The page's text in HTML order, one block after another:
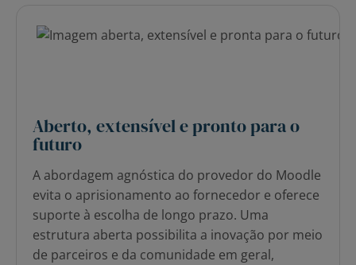
Aberto, extensível e pronto para o
futuro
A abordagem agnóstica do provedor do Moodle
evita o aprisionamento ao fornecedor e oferece
suporte à escolha de longo prazo. Uma
estrutura aberta possibilita a inovação por meio
de parceiros e da comunidade em geral,